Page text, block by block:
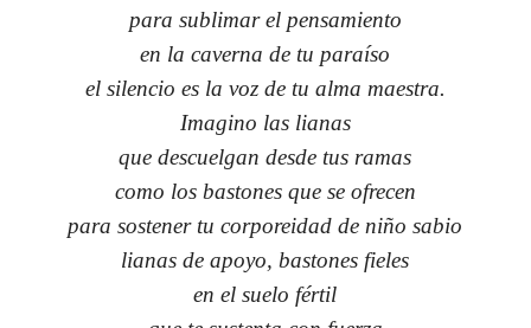
para sublimar el pensamiento
en la caverna de tu paraíso
el silencio es la voz de tu alma maestra.
Imagino las lianas
que descuelgan desde tus ramas
como los bastones que se ofrecen
para sostener tu corporeidad de niño sabio
lianas de apoyo, bastones fieles
en el suelo fértil